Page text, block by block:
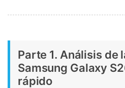
Parte 1. Análisis de
Samsung Galaxy
rápido